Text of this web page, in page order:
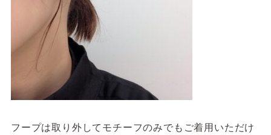
フープは取り外してモチーフのみでもご着用いただけ